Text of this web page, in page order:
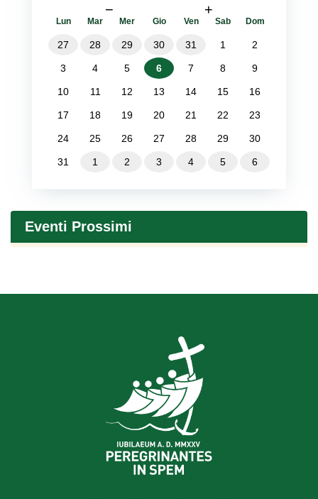
− +
Lun Mar Mer Gio Ven Sab Dom
27 28 29 30 31 1 2
3 4 5 6 7 8 9
10 11 12 13 14 15 16
17 18 19 20 21 22 23
24 25 26 27 28 29 30
31 1 2 3 4 5 6
Eventi Prossimi